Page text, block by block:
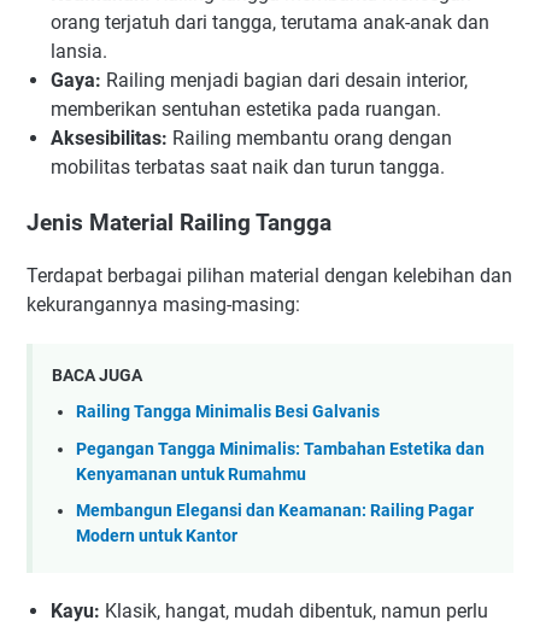
orang terjatuh dari tangga, terutama anak-anak dan
lansia.
Gaya: Railing menjadi bagian dari desain interior,
memberikan sentuhan estetika pada ruangan.
Aksesibilitas: Railing membantu orang dengan
mobilitas terbatas saat naik dan turun tangga.
Jenis Material Railing Tangga
Terdapat berbagai pilihan material dengan kelebihan dan
kekurangannya masing-masing:
BACA JUGA
Railing Tangga Minimalis Besi Galvanis
Pegangan Tangga Minimalis: Tambahan Estetika dan
Kenyamanan untuk Rumahmu
Membangun Elegansi dan Keamanan: Railing Pagar
Modern untuk Kantor
Kayu: Klasik, hangat, mudah dibentuk, namun perlu